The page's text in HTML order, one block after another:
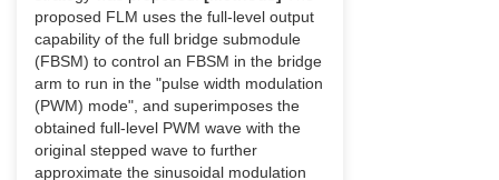
proposed FLM uses the full-level output
capability of the full bridge submodule
(FBSM) to control an FBSM in the bridge
arm to run in the "pulse width modulation
(PWM) mode", and superimposes the
obtained full-level PWM wave with the
original stepped wave to further
approximate the sinusoidal modulation